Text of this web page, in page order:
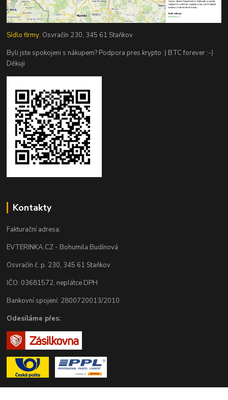
Sídlo firmy: Osvračín 230, 345 61 Staňkov
Byli jste spokojeni s nákupem? Podpora pres krypto :) BTC forever :-)
Děkuji
Kontakty
Fakturační adresa:
EVTERINKA.CZ - Bohumila Budínová
Osvračín č. p. 230, 345 61 Staňkov
IČO: 03681572, neplátce DPH
Bankovní spojení: 2800720013/2010
Odesíláme přes: